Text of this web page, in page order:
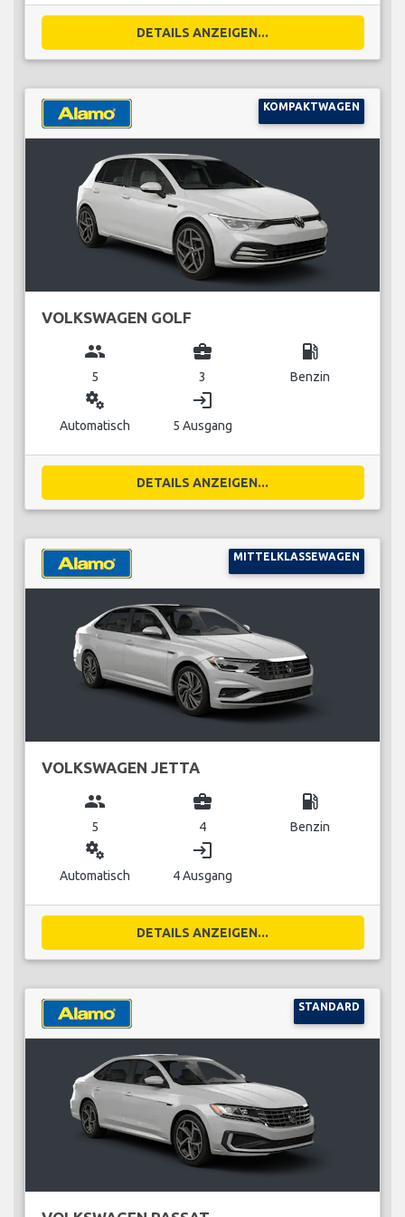
DETAILS ANZEIGEN...
KOMPAKTWAGEN
VOLKSWAGEN GOLF
group
5
business_center
3
local_gas_station
Benzin
miscellaneous_services
Automatisch
login
5 Ausgang
DETAILS ANZEIGEN...
MITTELKLASSEWAGEN
VOLKSWAGEN JETTA
group
5
business_center
4
local_gas_station
Benzin
miscellaneous_services
Automatisch
login
4 Ausgang
DETAILS ANZEIGEN...
STANDARD